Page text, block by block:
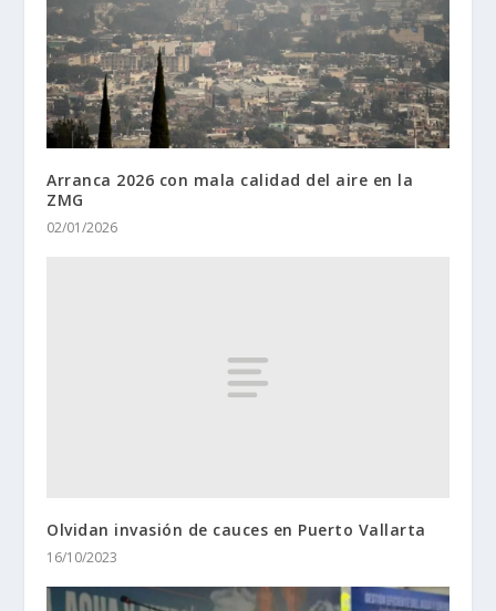
Arranca 2026 con mala calidad del aire en la
ZMG
02/01/2026
Olvidan invasión de cauces en Puerto Vallarta
16/10/2023